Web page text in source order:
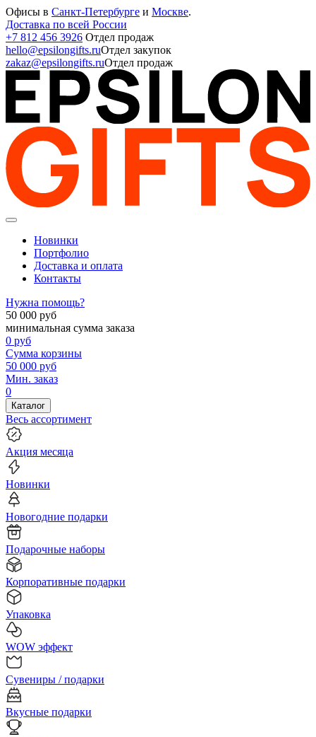
Офисы в Санкт-Петербурге и Москве.
Доставка по всей России
+7 812 456 3926 Отдел продаж
hello@epsilongifts.ruОтдел закупок
zakaz@epsilongifts.ruОтдел продаж
Новинки
Портфолио
Доставка и оплата
Контакты
Нужна помощь?
50 000 руб
минимальная сумма заказа
0 руб
Сумма корзины
50 000 руб
Мин. заказ
0
Каталог
Весь ассортимент
Акция месяца
Новинки
Новогодние подарки
Подарочные наборы
Корпоративные подарки
Упаковка
WOW эффект
Сувениры / подарки
Вкусные подарки